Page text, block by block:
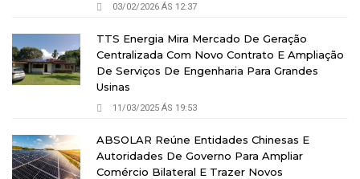
03/02/2026 ÁS 12:37
TTS Energia Mira Mercado De Geração
Centralizada Com Novo Contrato E Ampliação
De Serviços De Engenharia Para Grandes
Usinas
11/03/2025 ÁS 19:53
ABSOLAR Reúne Entidades Chinesas E
Autoridades De Governo Para Ampliar
Comércio Bilateral E Trazer Novos